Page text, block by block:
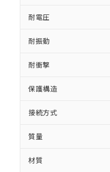
耐電圧
耐振動
耐衝撃
保護構造
接続方式
質量
材質